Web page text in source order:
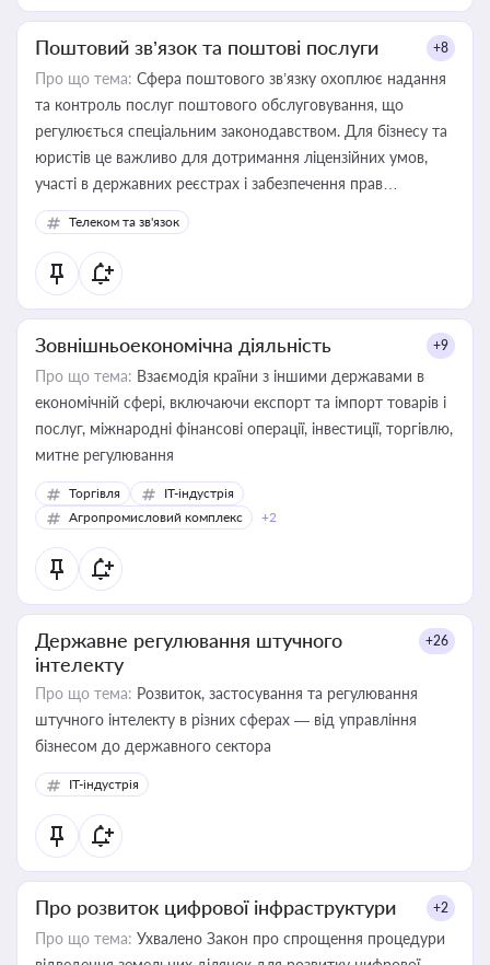
Поштовий зв’язок та поштові послуги +8
Про що тема: Сфера поштового зв’язку охоплює надання
та контроль послуг поштового обслуговування, що
регулюється спеціальним законодавством. Для бізнесу та
юристів це важливо для дотримання ліцензійних умов,
участі в державних реєстрах і забезпечення прав
споживачів.
Телеком та зв'язок
Зовнішньоекономічна діяльність +9
Про що тема: Взаємодія країни з іншими державами в
економічній сфері, включаючи експорт та імпорт товарів і
послуг, міжнародні фінансові операції, інвестиції, торгівлю,
митне регулювання
Торгівля
IT-індустрія
Агропромисловий комплекс
+2
Державне регулювання штучного
інтелекту
+26
Про що тема: Розвиток, застосування та регулювання
штучного інтелекту в різних сферах — від управління
бізнесом до державного сектора
IT-індустрія
Про розвиток цифрової інфраструктури +2
Про що тема: Ухвалено Закон про спрощення процедури